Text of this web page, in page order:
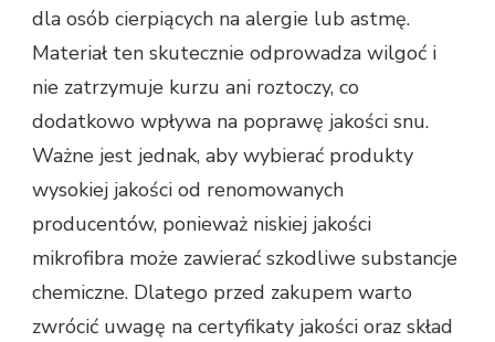
dla osób cierpiących na alergie lub astmę.
Materiał ten skutecznie odprowadza wilgoć i
nie zatrzymuje kurzu ani roztoczy, co
dodatkowo wpływa na poprawę jakości snu.
Ważne jest jednak, aby wybierać produkty
wysokiej jakości od renomowanych
producentów, ponieważ niskiej jakości
mikrofibra może zawierać szkodliwe substancje
chemiczne. Dlatego przed zakupem warto
zwrócić uwagę na certyfikaty jakości oraz skład